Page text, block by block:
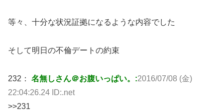
等々、十分な状況証拠になるような内容でした
そして明日の不倫デートの約束
232： 名無しさん＠お腹いっぱい。:2016/07/08 (金)
22:04:26.24 ID:.net
>>231